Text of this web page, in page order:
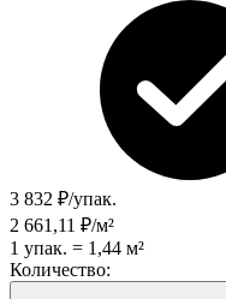
3 832 ₽/упак.
2 661,11 ₽/м²
1 упак. = 1,44 м²
Количество: